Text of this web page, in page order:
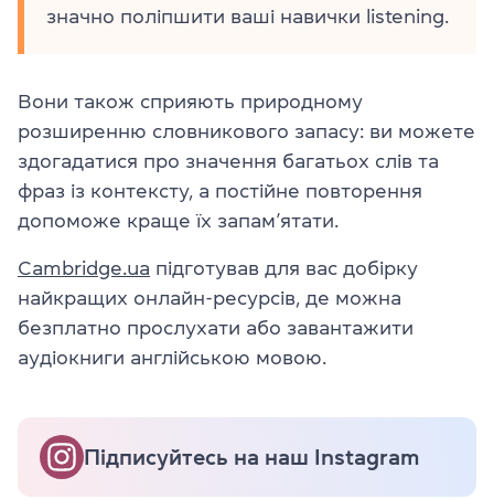
значно поліпшити ваші навички listening.
Вони також сприяють природному
розширенню словникового запасу: ви можете
здогадатися про значення багатьох слів та
фраз із контексту, а постійне повторення
допоможе краще їх запам’ятати.
Cambridge.ua підготував для вас добірку
найкращих онлайн-ресурсів, де можна
безплатно прослухати або завантажити
аудіокниги англійською мовою.
Підписуйтесь на наш Instagram